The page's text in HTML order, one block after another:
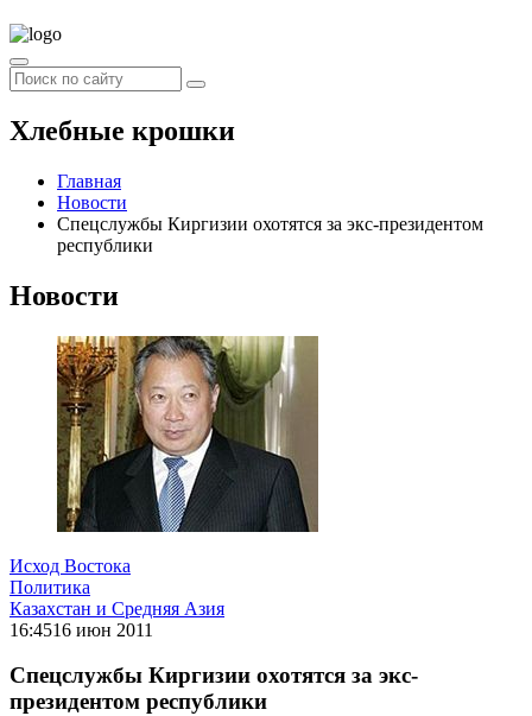
Хлебные крошки
Главная
Новости
Спецслужбы Киргизии охотятся за экс-президентом
республики
Новости
Исход Востока
Политика
Казахстан и Средняя Азия
16:4516 июн 2011
Спецслужбы Киргизии охотятся за экс-
президентом республики